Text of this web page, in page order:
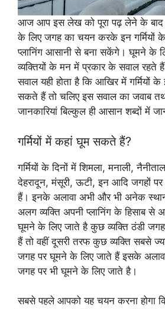
आज आप इस लेख को पूरा पढ़ लेने के बाद
के लिए जगह का चयन करके इन गर्मियों
प्लानिंग आसानी से बना सकेंगे। घूमने के
व्यक्तियों के मन में प्रकार के सवाल रहते
सवाल यही होता है कि आखिर में गर्मियों
सकते हैं तो चलिए इस सवाल का जवाब
जानकारियां बिल्कुल ही आसान शब्दों में
गर्मियों में कहां घूम सकते हैं?
गर्मियों के दिनों में शिमला, मनाली,
देहरादून, मंसूरी, ऊटी, इन आदि जगहों
हैं। इनके अलावा अभी और भी अनेक
अलग व्यक्ति अपनी प्लानिंग के हिसाब से
घूमने के लिए जाते है कुछ व्यक्ति ठंडी
हैं तो वहीं दूसरी तरफ कुछ व्यक्ति सबसे
जगह पर घूमने के लिए जाते हैं इसके
जगह पर भी घूमने के लिए जाते है।
सबसे पहले आपको यह चयन करना होगा